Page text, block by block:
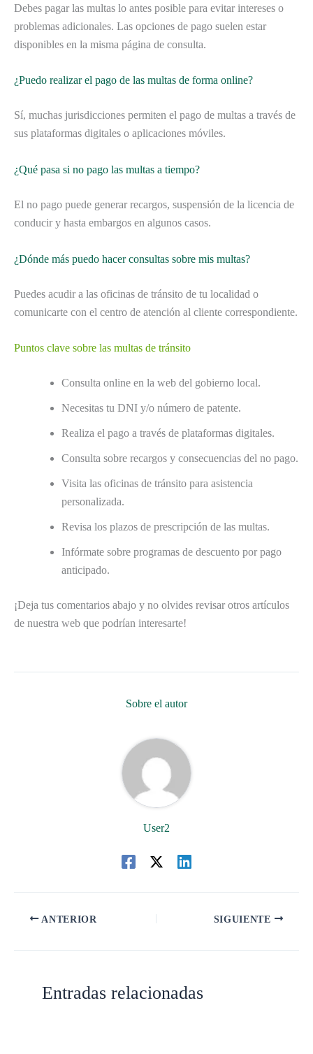
Debes pagar las multas lo antes posible para evitar intereses o
problemas adicionales. Las opciones de pago suelen estar
disponibles en la misma página de consulta.
¿Puedo realizar el pago de las multas de forma online?
Sí, muchas jurisdicciones permiten el pago de multas a través de
sus plataformas digitales o aplicaciones móviles.
¿Qué pasa si no pago las multas a tiempo?
El no pago puede generar recargos, suspensión de la licencia de
conducir y hasta embargos en algunos casos.
¿Dónde más puedo hacer consultas sobre mis multas?
Puedes acudir a las oficinas de tránsito de tu localidad o
comunicarte con el centro de atención al cliente correspondiente.
Puntos clave sobre las multas de tránsito
Consulta online en la web del gobierno local.
Necesitas tu DNI y/o número de patente.
Realiza el pago a través de plataformas digitales.
Consulta sobre recargos y consecuencias del no pago.
Visita las oficinas de tránsito para asistencia
personalizada.
Revisa los plazos de prescripción de las multas.
Infórmate sobre programas de descuento por pago
anticipado.
¡Deja tus comentarios abajo y no olvides revisar otros artículos
de nuestra web que podrían interesarte!
Sobre el autor
User2
ANTERIOR SIGUIENTE
Entradas relacionadas